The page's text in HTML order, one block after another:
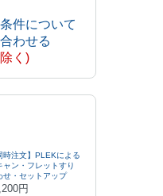
件について
わせる
く)
時注文】PLEKによる
ャン・フレットすり
せ・セットアップ
円